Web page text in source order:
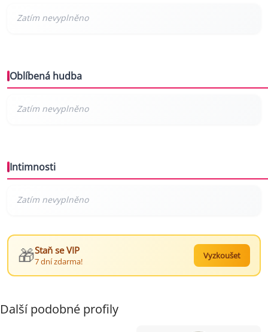
Oblíbená hudba
Intimnosti
🎁Staň se VIP
7 dní zdarma!
Vyzkoušet
Další podobné profily